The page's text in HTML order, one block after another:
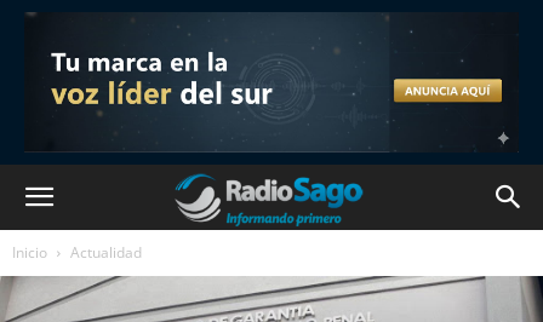
Inicio Actualidad